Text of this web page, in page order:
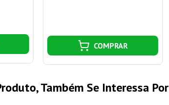
COMPRAR
Também Se Interessa Por